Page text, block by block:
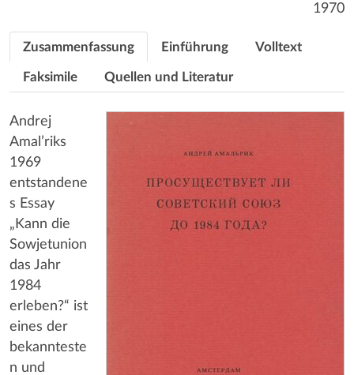
1970
Zusammenfassung Einführung Volltext
Faksimile Quellen und Literatur
Andrej
Amal’riks
1969
entstandene
s Essay
„Kann die
Sowjetunion
das Jahr
1984
erleben?“ ist
eines der
bekannteste
n und